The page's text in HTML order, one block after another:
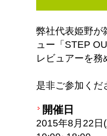
弊社代表姫野が
ュー「STEP
レビュアーを務
是非ご参加くだ
開催日
2015年8月22日